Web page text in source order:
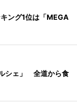
ング1位は「MEGA
シェ」 全道から食